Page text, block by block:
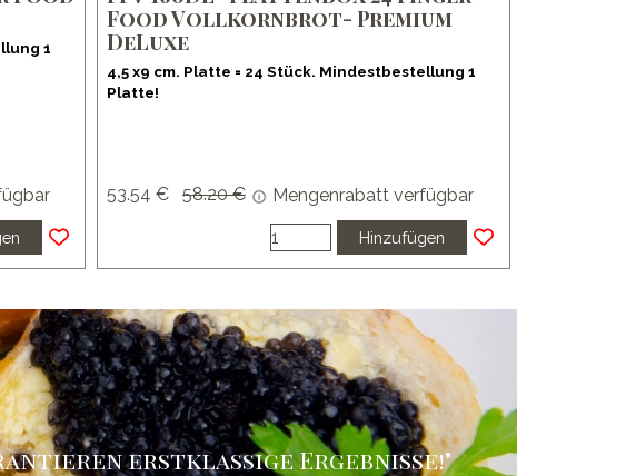
1
Food Vollkornbrot- Premium
DeLuxe
4,5 x9 cm. Platte = 24 Stück. Mindestbestellung 1
Platte!
53.54 € Preis ohne Rabatt
58.20 € Mengenrabatt verfügbar
Hinzufügen
erstklassige Ergebnisse!"